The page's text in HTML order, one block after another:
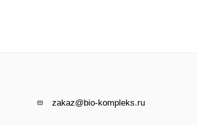
zakaz@bio-kompleks.ru